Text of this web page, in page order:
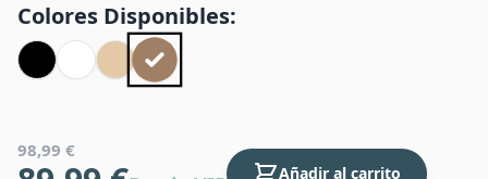
Colores Disponibles:
98,99 €
Añadir al carrito